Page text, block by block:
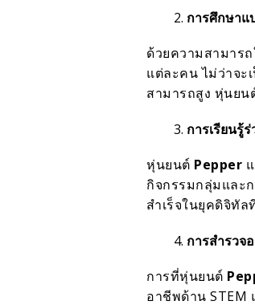
การศึกษา
ด้วยความสามาร
แต่ละคน ไม่ว่าจะ
สามารถสูง หุ่นยน
การเรียนรู้
หุ่นยนต์ Pepper
กิจกรรมกลุ่มและ
สำเร็จในยุคดิจิทั
การสำรวจ
การที่หุ่นยนต์
อาชีพด้าน STEM